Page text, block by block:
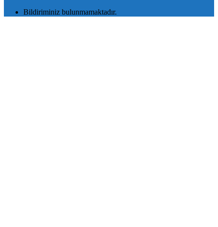
Bildiriminiz bulunmamaktadır.